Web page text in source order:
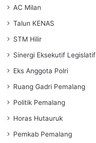
AC Milan
Talun KENAS
STM Hilir
Sinergi Eksekutif Legislatif
Eks Anggota Polri
Ruang Gadri Pemalang
Politik Pemalang
Horas Hutauruk
Pemkab Pemalang